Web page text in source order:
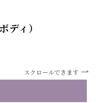
ディ）
スクロールできます